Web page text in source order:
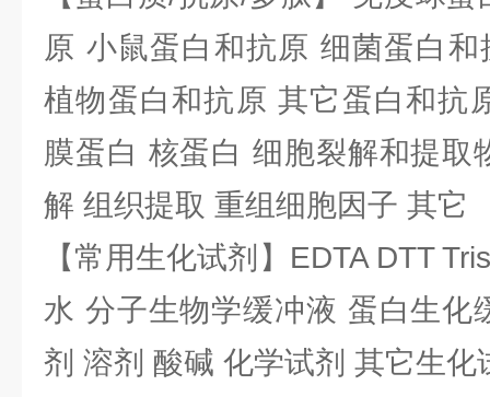
原 小鼠蛋白和抗原 细菌蛋白
植物蛋白和抗原 其它蛋白和抗
膜蛋白 核蛋白 细胞裂解和提取
解 组织提取 重组细胞因子 其它
【常用生化试剂】EDTA DTT
水 分子生物学缓冲液 蛋白生化
剂 溶剂 酸碱 化学试剂 其它生化